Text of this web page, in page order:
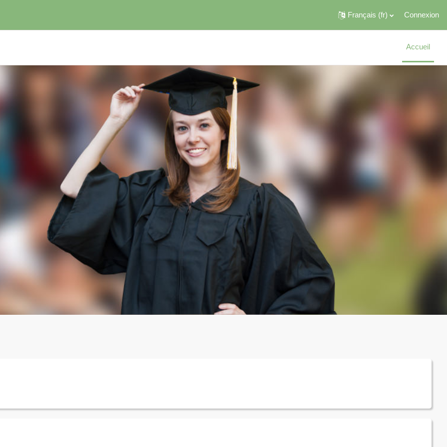
Français ‎(fr)‎ Connexion
Accueil